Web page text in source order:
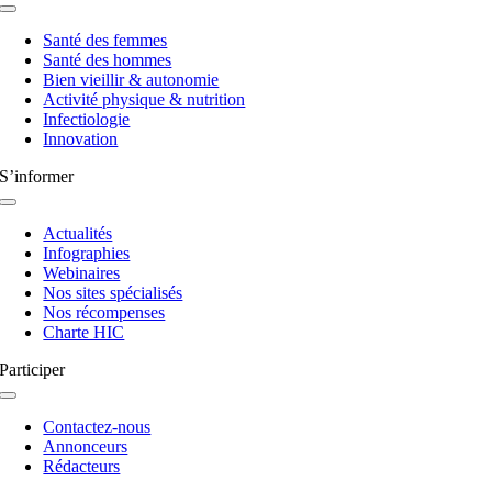
Navigation
basculeSanté des femmes
Santé des hommes
Bien vieillir & autonomie
Activité physique & nutrition
Infectiologie
Innovation
S’informer
Navigation
basculeActualités
Infographies
Webinaires
Nos sites spécialisés
Nos récompenses
Charte HIC
Participer
Navigation
basculeContactez-nous
Annonceurs
Rédacteurs